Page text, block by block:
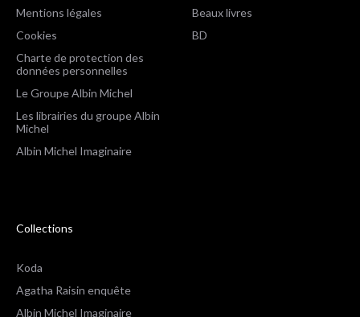
Mentions légales
Cookies
Charte de protection des
données personnelles
Le Groupe Albin Michel
Les librairies du groupe Albin
Michel
Albin Michel Imaginaire
Beaux livres
BD
Collections
Koda
Agatha Raisin enquête
Albin Michel Imaginaire